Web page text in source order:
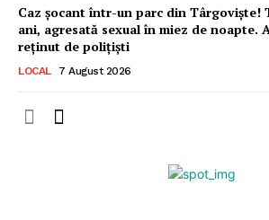
Caz șocant într-un parc din Târgoviște!
ani, agresată sexual în miez de noapte.
reținut de polițiști
LOCAL 7 August 2026